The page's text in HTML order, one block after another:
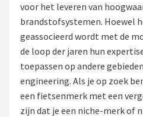
Kinderfietsen
Stadsfietsen
Elektrische fietsen
Mountainbikes
voor het leveren van
brandstofsystemen. Hoewel
geassocieerd wordt met de
de loop der jaren hun
toepassen op andere
engineering. Als je op zoek
een fietsenmerk met een
zijn dat je een niche-merk of